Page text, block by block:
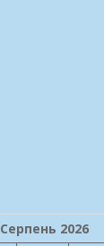
Серпень 2026